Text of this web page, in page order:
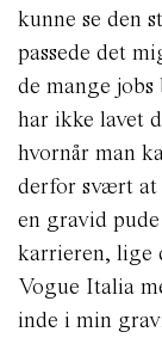
kunne se den
passede det
de mange jobs
har ikke lavet
hvornår man
derfor svært at
en gravid
karrieren, lige
Vogue Italia
inde i min